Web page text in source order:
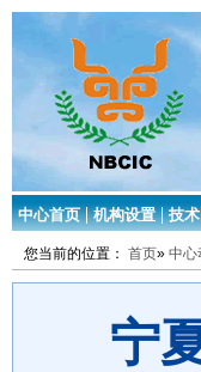
中心首页 机构设置 技
您当前的位置： 首页» 中心
宁